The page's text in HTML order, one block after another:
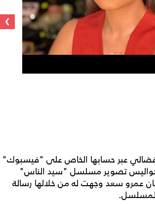
›
فضالي عبر حسابها الخاص على "فيسبوك"
تصوير مسلسل "سيد الناس"
عمرو سعد وجهت له من خلالها رسالة